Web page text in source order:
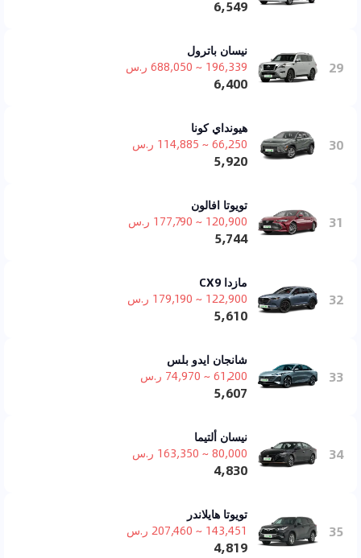
6,549
29
نيسان باترول
196,339 ~ 688,050 ر.س
6,400
30
هيونداي كونا
66,250 ~ 114,885 ر.س
5,920
31
تويوتا افالون
120,900 ~ 177,790 ر.س
5,744
32
مازدا CX9
122,900 ~ 179,190 ر.س
5,610
33
شانجان ايدو بلس
61,200 ~ 74,970 ر.س
5,607
34
نيسان ألتيما
80,000 ~ 163,350 ر.س
4,830
35
تويوتا هايلاندر
143,451 ~ 207,460 ر.س
4,819